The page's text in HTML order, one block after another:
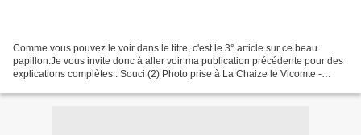
Comme vous pouvez le voir dans le titre, c'est le 3° article sur ce beau
papillon.Je vous invite donc à aller voir ma publication précédente pour des
explications complètes : Souci (2) Photo prise à La Chaize le Vicomte -